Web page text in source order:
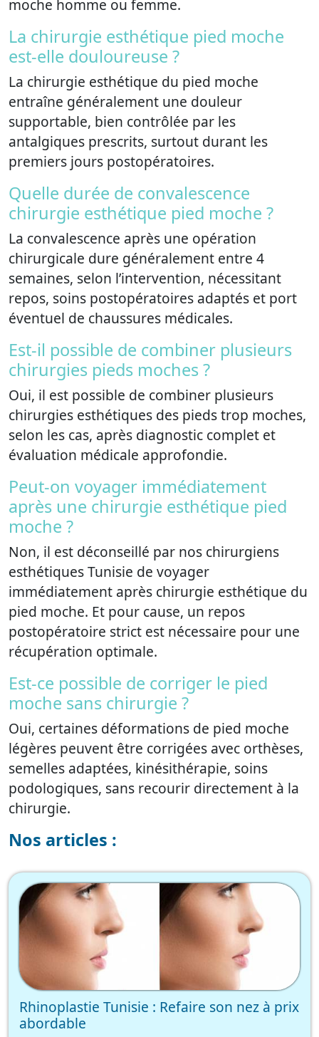
moche homme ou femme.
La chirurgie esthétique pied moche
est-elle douloureuse ?
La chirurgie esthétique du pied moche
entraîne généralement une douleur
supportable, bien contrôlée par les
antalgiques prescrits, surtout durant les
premiers jours postopératoires.
Quelle durée de convalescence
chirurgie esthétique pied moche ?
La convalescence après une opération
chirurgicale dure généralement entre 4
semaines, selon l’intervention, nécessitant
repos, soins postopératoires adaptés et port
éventuel de chaussures médicales.
Est-il possible de combiner plusieurs
chirurgies pieds moches ?
Oui, il est possible de combiner plusieurs
chirurgies esthétiques des pieds trop moches,
selon les cas, après diagnostic complet et
évaluation médicale approfondie.
Peut-on voyager immédiatement
après une chirurgie esthétique pied
moche ?
Non, il est déconseillé par nos chirurgiens
esthétiques Tunisie de voyager
immédiatement après chirurgie esthétique du
pied moche. Et pour cause, un repos
postopératoire strict est nécessaire pour une
récupération optimale.
Est-ce possible de corriger le pied
moche sans chirurgie ?
Oui, certaines déformations de pied moche
légères peuvent être corrigées avec orthèses,
semelles adaptées, kinésithérapie, soins
podologiques, sans recourir directement à la
chirurgie.
Nos articles :
Rhinoplastie Tunisie : Refaire son nez à prix
abordable